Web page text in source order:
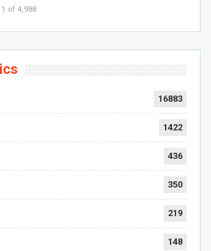
1 of 4,988
16883
1422
436
350
219
148